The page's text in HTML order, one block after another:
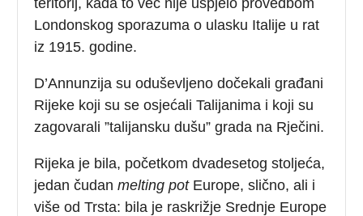
Londonskog sporazuma o ulasku Italije u rat
iz 1915. godine.
D’Annunzija su oduševljeno dočekali građani
Rijeke koji su se osjećali Talijanima i koji su
zagovarali ”talijansku dušu” grada na Rječini.
Rijeka je bila, početkom dvadesetog stoljeća,
jedan čudanmelting potEurope, slično, ali i
više od Trsta: bila je raskrižje Srednje Europe